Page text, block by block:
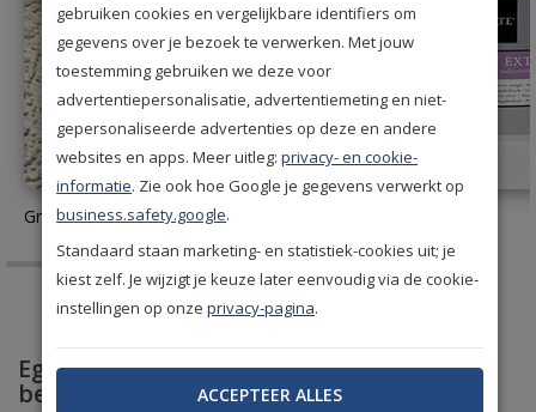
Gratis behang stalen aanvragen
Egaliseer en bescherm met professioneel
behang
gebruiken cookies en vergelijkbare identifiers om
gegevens over je bezoek te verwerken. Met jouw
toestemming gebruiken we deze voor
advertentiepersonalisatie, advertentiemeting en niet-
gepersonaliseerde advertenties op deze en andere
websites en apps. Meer uitleg:privacy- en cookie-
informatie. Zie ook hoe Google je gegevens verwerkt op
business.safety.google.
Standaard staan marketing- en statistiek-cookies uit; je
kiest zelf. Je wijzigt je keuze later eenvoudig via de cookie-
instellingen op onzeprivacy-pagina.
ACCEPTEER ALLES